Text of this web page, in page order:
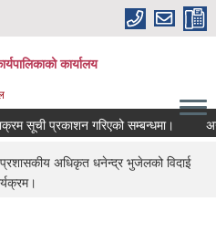
कार्यालय
प्रकाशन गरिएको सम्बन्धमा।
मिति:
अधिकृत धनेन्द्र भुजेलको विदाई